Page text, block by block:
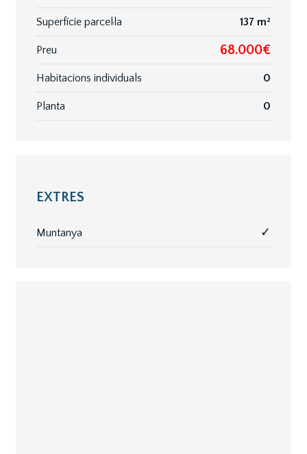
Superfície parcel·la 137 m²
Preu 68.000€
Habitacions individuals 0
Planta 0
EXTRES
Muntanya ✓